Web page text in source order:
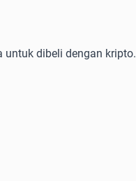
dibeli dengan kripto.